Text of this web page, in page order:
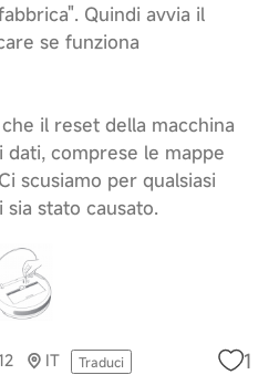
Quindi avvia il
se funziona
il reset della macchina
comprese le mappe
scusiamo per qualsiasi
stato causato.
IT Traduci 1